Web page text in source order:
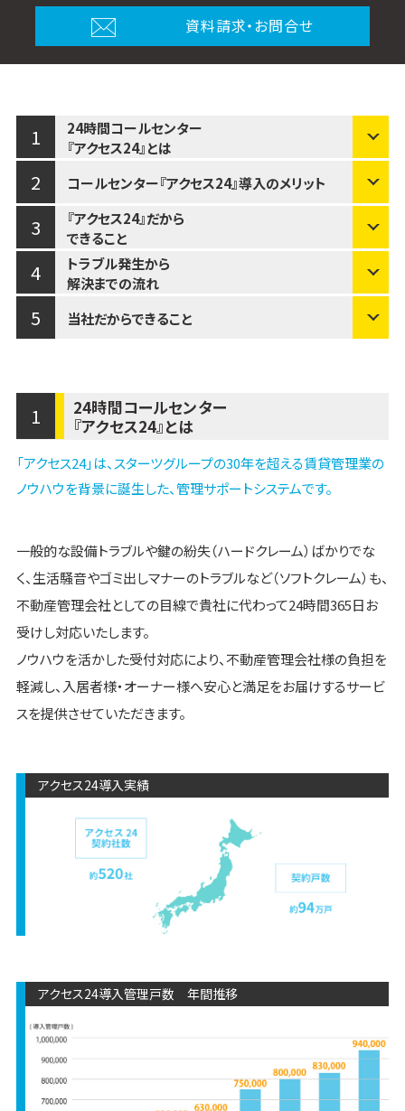
資料請求・お問合せ
1 24時間コールセンター
『アクセス24』とは
2 コールセンター『アクセス24』導入のメリット
3
『アクセス24』だから
できること
4
トラブル発生から
解決までの流れ
5 当社だからできること
1
24時間コールセンター
『アクセス24』とは
「アクセス24」は、スターツグループの30年を超える賃貸管理業の
ノウハウを背景に誕生した、管理サポートシステムです。
一般的な設備トラブルや鍵の紛失（ハードクレーム）ばかりでな
く、生活騒音やゴミ出しマナーのトラブルなど（ソフトクレーム）も、
不動産管理会社としての目線で貴社に代わって24時間365日お
受けし対応いたします。
ノウハウを活かした受付対応により、不動産管理会社様の負担を
軽減し、入居者様・オーナー様へ安心と満足をお届けするサービ
スを提供させていただきます。
アクセス24導入実績
アクセス24導入管理戸数 年間推移